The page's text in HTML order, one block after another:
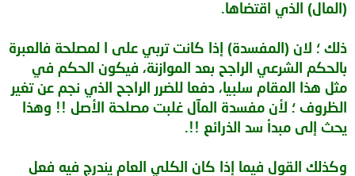
(المال) الذي اقتضاها.
ذلك ؛ لان (المفسدة) إذا كانت تربي على ا لمصلحة فالعبرة
بالحكم الشرعي الراجح بعد الموازنة، فيكون الحكم في
مثل هذا المقام سلبيا، دفعا للضرر الراجح الذي نجم عن تغير
الظروف ؛ لأن مفسدة المآل غلبت مصلحة الأصل !! وهذا
يحث إلى مبدأ سد الذرائع !!.
وكذلك القول فيما إذا كان الكلي العام يندرج فيه فعل